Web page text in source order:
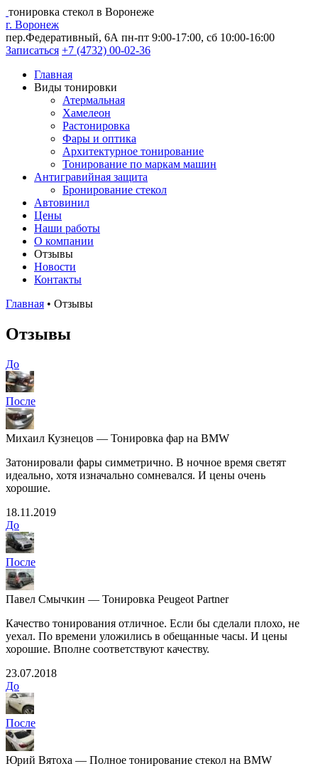
тонировка стекол в Воронеже
г. Воронеж
пер.Федеративный, 6А пн-пт 9:00-17:00, сб 10:00-16:00
Записаться +7 (4732) 00-02-36
Главная
Виды тонировки
Атермальная
Хамелеон
Растонировка
Фары и оптика
Архитектурное тонирование
Тонирование по маркам машин
Антигравийная защита
Бронирование стекол
Автовинил
Цены
Наши работы
О компании
Отзывы
Новости
Контакты
Главная • Отзывы
Отзывы
До
После
Михаил Кузнецов — Тонировка фар на BMW
Затонировали фары симметрично. В ночное время светят
идеально, хотя изначально сомневался. И цены очень
хорошие.
18.11.2019
До
После
Павел Смычкин — Тонировка Peugeot Partner
Качество тонирования отличное. Если бы сделали плохо, не
уехал. По времени уложились в обещанные часы. И цены
хорошие. Вполне соответствуют качеству.
23.07.2018
До
После
Юрий Вятоха — Полное тонирование стекол на BMW